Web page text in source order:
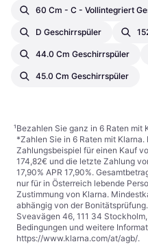
60 Cm - C - Vollintegriert
D Geschirrspüler
44.0 Cm Geschirrspüler
45.0 Cm Geschirrspüler
¹Bezahlen Sie ganz in 6 Raten mit
*Zahlen Sie in 6 Raten mit
Zahlungsbeispiel für einen Kauf
174,82€ und die letzte Zahlung
17,90% APR 17,90%.
nur für in Österreich lebende
Zustimmung von Klarna.
abhängig von der
Sveavägen 46, 111 34
Bedingungen und weitere
https://www.klarna.com/at/agb/.